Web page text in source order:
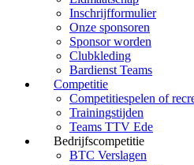
Inschrijfformulier
Onze sponsoren
Sponsor worden
Clubkleding
Bardienst Teams
Competitie
Competitiespelen of
Trainingstijden
Teams TTV Ede
Bedrijfscompetitie
BTC Verslagen